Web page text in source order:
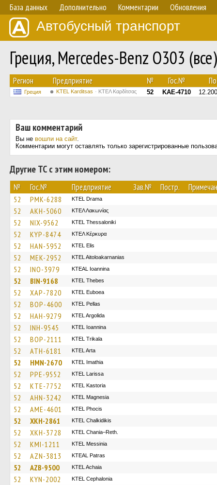
База данных Дополнительно Комментарии Обновления
Автобусный транспорт
Греция, Mercedes-Benz O303
Регион Предприятие № Гос.№
Греция ΚΤΕL Karditsas ΚΤΕΛ Καρδίτσας 52 KAE-4710
Ваш комментарий
Вы не вошли на сайт.
Комментарии могут оставлять только зарегистрированные
Другие ТС с этим номером:
№ Гос.№ Предприятие Зав.№ Постр.
52 PMK-6288 KTEL Drama
52 AKH-5060 ΚΤΕΛ Λακωνίας
52 NIX-9562 KTEL Thessaloniki
52 KYP-8474 ΚΤΕΛ Κέρκυρα
52 HAN-5952 KTEL Elis
52 MEK-2952 KTEL Aitoloakarnanias
52 INO-3979 KTEAL Ioannina
52 BIN-9168 KTEL Thebes
52 XAP-7820 ΚΤΕL Euboea
52 BOP-4600 KTEL Pellas
52 HAH-9279 KTEL Argolida
52 INH-9545 KTEL Ioannina
52 BOP-2111 ΚΤΕL Τrikala
52 ATH-6181 KTEL Arta
52 HMN-2670 KTEL Imathia
52 PPE-9552 KTEL Larissa
52 KTE-7752 KTEL Kastoria
52 AHN-3242 ΚΤΕL Magnesia
52 AME-4601 ΚΤΕL Phocis
52 XKH-2861 ΚΤΕL Chalkidikis
52 XKH-3728 KTEL Chania–Reth.
52 KMI-1211 KTEL Messinia
52 AZN-3813 KTEAL Patras
52 AZB-9500 KTEL Achaia
52 KYN-2002 KTEL Cephalonia